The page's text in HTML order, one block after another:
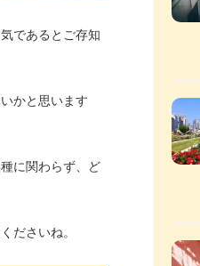
であるとご存知
かと思います
に関わらず、ど
ださいね。